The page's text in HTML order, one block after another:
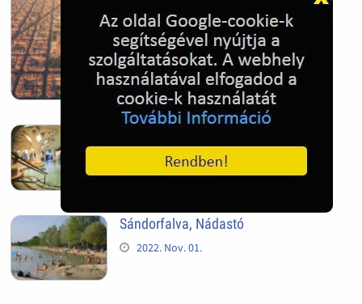
2022. Dec. 04.
Hagymatikum | Makó fürdő
2022. Nov. 01.
Sándorfalva, Nádastó
2022. Nov. 01.